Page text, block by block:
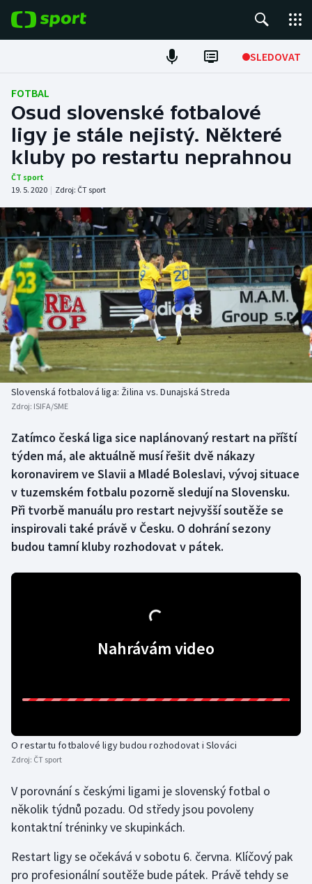
SLEDOVAT
Fotbal
Hokej
Tenis
Atletika
Cyklistika
DALŠÍ SPORTY
Americký fotbal
Baseball a softbal
Basketbal
Biatlon
Box
Curling
Dostihy
Judo
Krasobruslení
Lezení
Lyže a snowboard
NEPŘEHLÉDNĚTE
Soutěže
Historické návraty
Aplikace ČT sport
FOTBAL
Osud slovenské fotbalové
ligy je stále nejistý. Některé
kluby po restartu neprahnou
ČT sport
19. 5. 2020 | Zdroj: ČT sport
Slovenská fotbalová liga: Žilina vs. Dunajská Streda
Zdroj: ISIFA/SME
Zatímco česká liga sice naplánovaný restart na příští
týden má, ale aktuálně musí řešit dvě nákazy
koronavirem ve Slavii a Mladé Boleslavi, vývoj situace
v tuzemském fotbalu pozorně sledují na Slovensku.
Při tvorbě manuálu pro restart nejvyšší soutěže se
inspirovali také právě v Česku. O dohrání sezony
budou tamní kluby rozhodovat v pátek.
Nahrávám video
O restartu fotbalové ligy budou rozhodovat i Slováci
Zdroj: ČT sport
V porovnání s českými ligami je slovenský fotbal o
několik týdnů pozadu. Od středy jsou povoleny
kontaktní tréninky ve skupinkách.
Restart ligy se očekává v sobotu 6. června. Klíčový pak
pro profesionální soutěže bude pátek. Právě tehdy se